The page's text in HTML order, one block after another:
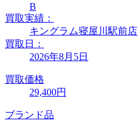
B
買取実績：
キングラム寝屋川駅前店
買取日：
2026年8月5日
買取価格
29,400円
ブランド品